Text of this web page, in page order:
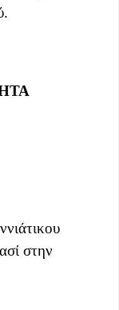
στην